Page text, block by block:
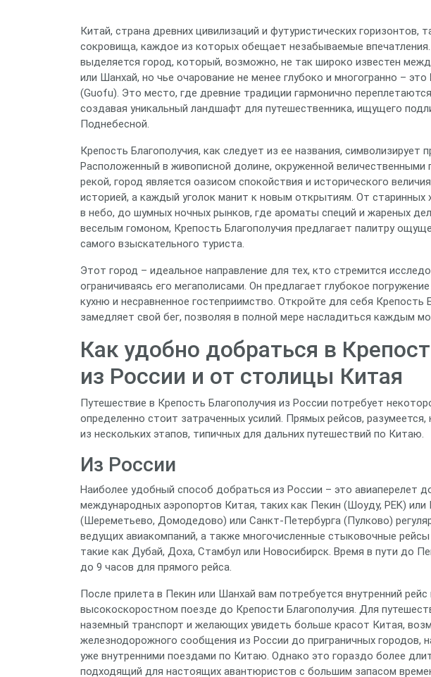
Китай, страна древних цивилизаций и футуристических горизонтов,
сокровища, каждое из которых обещает незабываемые
выделяется город, который, возможно, не так широко известен
или Шанхай, но чье очарование не менее глубоко и многогранно – это
(Guofu). Это место, где древние традиции гармонично
создавая уникальный ландшафт для путешественника, ищущего
Поднебесной.
Крепость Благополучия, как следует из ее названия, символизирует
Расположенный в живописной долине, окруженной величественными
рекой, город является оазисом спокойствия и исторического
историей, а каждый уголок манит к новым открытиям. От старинных
в небо, до шумных ночных рынков, где ароматы специй и жареных
веселым гомоном, Крепость Благополучия предлагает палитру
самого взыскательного туриста.
Этот город – идеальное направление для тех, кто стремится
ограничиваясь его мегаполисами. Он предлагает глубокое
кухню и несравненное гостеприимство. Откройте для себя Крепость
замедляет свой бег, позволяя в полной мере насладиться каждым
Как удобно добраться в
из России и от столицы Китая
Путешествие в Крепость Благополучия из России потребует
определенно стоит затраченных усилий. Прямых рейсов,
из нескольких этапов, типичных для дальних путешествий по Китаю.
Из России
Наиболее удобный способ добраться из России – это авиаперелет
международных аэропортов Китая, таких как Пекин (Шоуду, PEK)
(Шереметьево, Домодедово) или Санкт-Петербурга (Пулково)
ведущих авиакомпаний, а также многочисленные стыковочные рейсы
такие как Дубай, Доха, Стамбул или Новосибирск. Время в пути до
до 9 часов для прямого рейса.
После прилета в Пекин или Шанхай вам потребуется внутренний рейс
высокоскоростном поезде до Крепости Благополучия. Для
наземный транспорт и желающих увидеть больше красот Китая,
железнодорожного сообщения из России до приграничных городов,
уже внутренними поездами по Китаю. Однако это гораздо более
подходящий для настоящих авантюристов с большим запасом